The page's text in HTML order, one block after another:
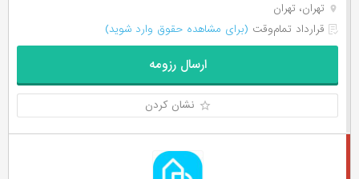
تهران، تهران
قرارداد تمام‌وقت (برای مشاهده حقوق وارد شوید)
ارسال رزومه
نشان کردن